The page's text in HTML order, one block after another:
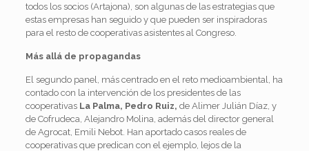
todos los socios (Artajona), son algunas de las estrategias que
estas empresas han seguido y que pueden ser inspiradoras
para el resto de cooperativas asistentes al Congreso.
Más allá de propagandas
El segundo panel, más centrado en el reto medioambiental, ha
contado con la intervención de los presidentes de las
cooperativasLa Palma, Pedro Ruiz, de Alimer Julián Díaz, y
de Cofrudeca, Alejandro Molina, además del director general
de Agrocat, Emili Nebot. Han aportado casos reales de
cooperativas que predican con el ejemplo, lejos de la